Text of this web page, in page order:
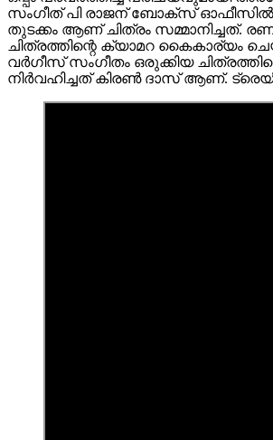
സംഗീത് പി രാജന് ബോക്‌സ്
തുടക്കം ആണ് ചിത്രം സമ്മാനിച്ചത്.
ചിത്രത്തിന്റെ ക്യാമറ കൈകാര്യം
വർഗീസ് സംഗീതം ഒരുക്കിയ
നിർവഹിച്ചത് കിരൺ ദാസ് ആണ്.